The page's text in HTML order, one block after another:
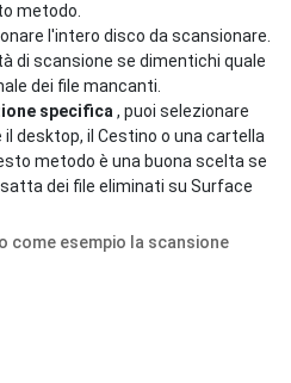
metodo.
l'intero disco da scansionare.
di scansione se dimentichi quale
dei file mancanti.
specifica , puoi selezionare
desktop, il Cestino o una cartella
metodo è una buona scelta se
dei file eliminati su Surface
come esempio la scansione